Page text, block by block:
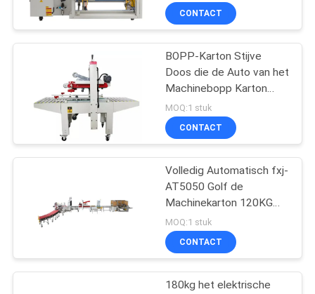
VRAAG
EEN
SITEMAP
PRIVACY
De vacuümmachine
van de
Verbindingsverpakking
De golfmachine van
de Doosverpakking
29
CONTACT
BOPP-Karton Stijve
Doos die de Auto van het
Machinebopp Karton
FXJ6050 vormen
MOQ:1 stuk
CONTACT
Volledig Automatisch fxj-
AT5050 Golf de
Machinekarton 120KG
van de Doosverpakking
MOQ:1 stuk
CONTACT
180kg het elektrische